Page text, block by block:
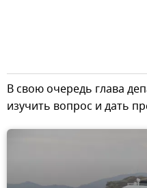
В свою очередь глава
изучить вопрос и дать